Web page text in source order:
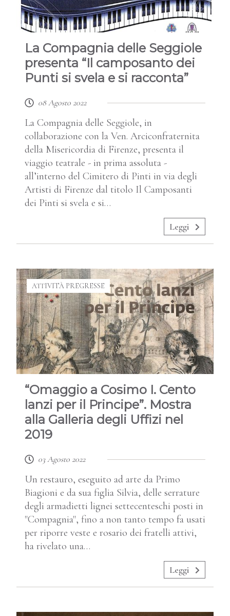
La Compagnia delle Seggiole
presenta “Il camposanto dei
Punti si svela e si racconta”
08 Agosto 2022
La Compagnia delle Seggiole, in
collaborazione con la Ven. Arciconfraternita
della Misericordia di Firenze, presenta il
viaggio teatrale - in prima assoluta -
all’interno del Cimitero di Pinti in via degli
Artisti di Firenze dal titolo Il Camposanti
dei Pinti si svela e si…
Leggi
ATTIVITÀ PREGRESSE
“Omaggio a Cosimo I. Cento
lanzi per il Principe”. Mostra
alla Galleria degli Uffizi nel
2019
03 Agosto 2022
Un restauro, eseguito ad arte da Primo
Biagioni e da sua figlia Silvia, delle serrature
degli armadietti lignei settecenteschi posti in
"Compagnia", fino a non tanto tempo fa usati
per riporre veste e rosario dei fratelli attivi,
ha rivelato una…
Leggi